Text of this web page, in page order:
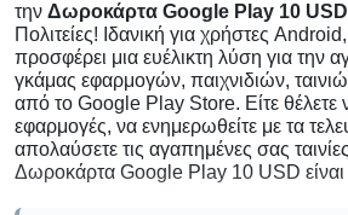
την Δωροκάρτα Google Play 10
Πολιτείες! Ιδανική για χρήστες
προσφέρει μια ευέλικτη λύση για την
γκάμας εφαρμογών, παιχνιδιών,
από το Google Play Store. Είτε θέλετε
εφαρμογές, να ενημερωθείτε με τα
απολαύσετε τις αγαπημένες σας
Δωροκάρτα Google Play 10 USD είναι